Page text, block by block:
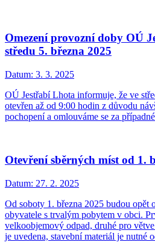
Omezení provozní doby OÚ
středu 5. března 2025
Datum: 3. 3. 2025
OÚ Jestřabí Lhota informuje, že ve
otevřen až od 9:00 hodin z důvodu
pochopení a omlouváme se za
Otevření sběrných míst od 1.
Datum: 27. 2. 2025
Od soboty 1. března 2025 budou opět
obyvatele s trvalým pobytem v obci.
velkoobjemový odpad, druhé pro
je uvedena, stavební materiál je nutné